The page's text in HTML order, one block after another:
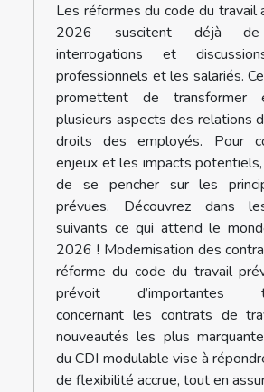
Les réformes du code du travail
2026 suscitent déjà de
interrogations et
professionnels et les salariés.
promettent de transformer
plusieurs aspects des relations
droits des employés. Pour
enjeux et les impacts
de se pencher sur les
prévues. Découvrez dans
suivants ce qui attend le
2026 ! Modernisation des
réforme du code du travail
prévoit d’importantes
concernant les contrats de
nouveautés les plus
du CDI modulable vise à
de flexibilité accrue, tout en